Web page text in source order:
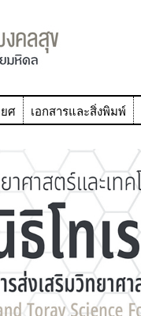
ศ เอกสารและสิ่งพิมพ์